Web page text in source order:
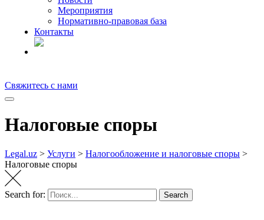
Мероприятия
Нормативно-правовая база
Контакты
Свяжитесь с нами
Налоговые споры
Legal.uz > Услуги > Налогообложение и налоговые споры >
Налоговые споры
Search for: Search